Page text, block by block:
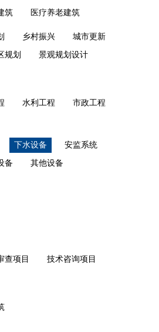
筑 医疗养老建筑
乡村振兴 城市更新
规划 景观规划设计
水利工程 市政工程
下水设备 安监系统
备 其他设备
查项目 技术咨询项目